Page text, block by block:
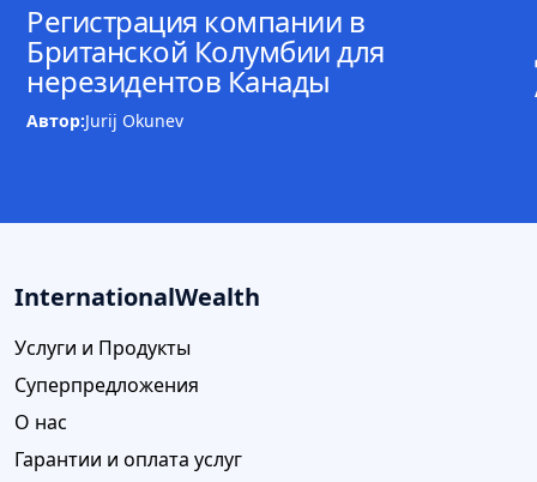
Регистрация компании в
Британской Колумбии для
нерезидентов Канады
Автор:Jurij Okunev
InternationalWealth
Услуги и Продукты
Суперпредложения
О нас
Гарантии и оплата услуг